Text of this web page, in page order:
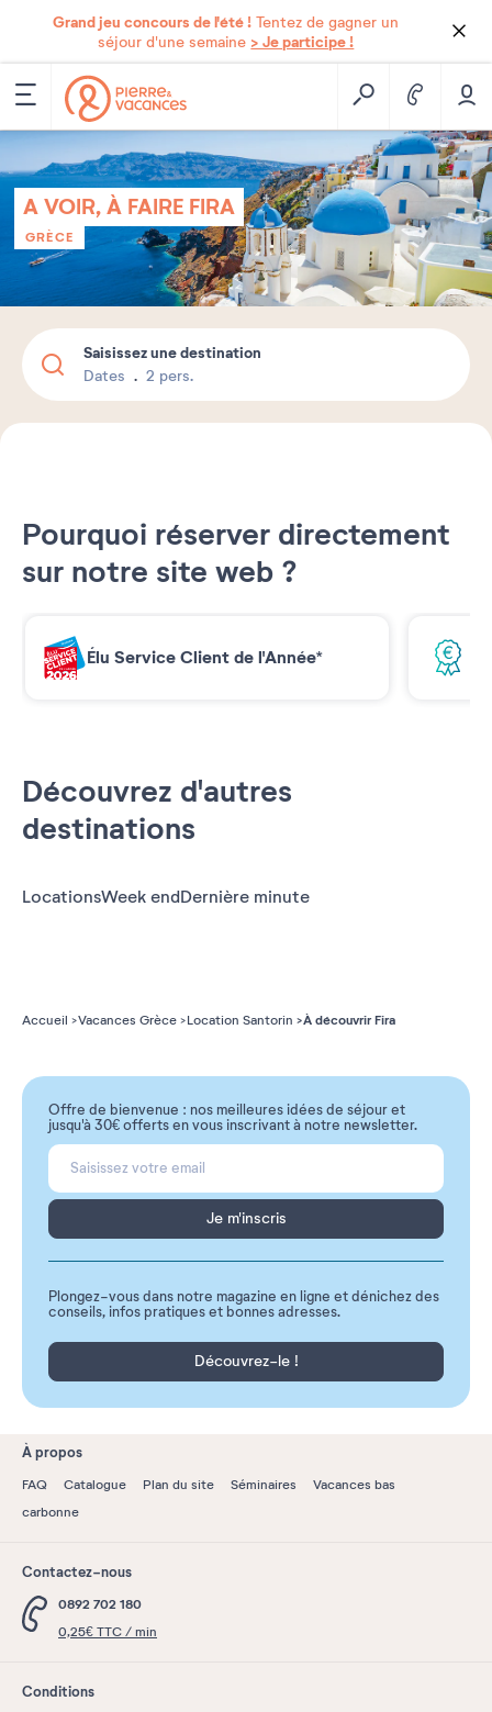
Grand jeu concours de l'été ! Tentez de gagner un
séjour d'une semaine > Je participe !
A VOIR, À FAIRE FIRA
GRÈCE
Saisissez une destination
Dates 2 pers.
Pourquoi réserver directement
sur notre site web ?
Élu Service Client de l'Année*
Découvrez d'autres
destinations
LocationsWeek endDernière minute
Accueil Vacances Grèce Location Santorin À découvrir Fira
Offre de bienvenue : nos meilleures idées de séjour et
jusqu'à 30€ offerts en vous inscrivant à notre newsletter.
Je m'inscris
Plongez-vous dans notre magazine en ligne et dénichez des
conseils, infos pratiques et bonnes adresses.
Découvrez-le !
À propos
FAQ Catalogue Plan du site Séminaires
Vacances bas
carbonne
Contactez-nous
0892 702 180
0,25€ TTC / min
Conditions